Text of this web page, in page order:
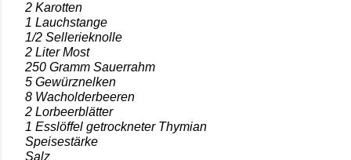
2 Karotten
1 Lauchstange
1/2 Sellerieknolle
2 Liter Most
250 Gramm Sauerrahm
5 Gewürznelken
8 Wacholderbeeren
2 Lorbeerblätter
1 Esslöffel getrockneter Thymian
Speisestärke
Salz